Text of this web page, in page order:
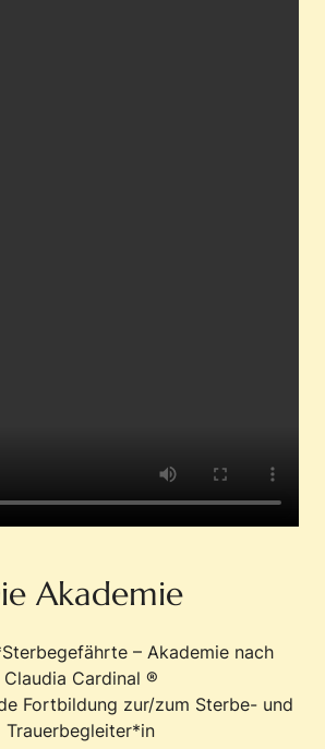
Akademie
– Akademie nach
Claudia Cardinal ®
Fortbildung zur/zum Sterbe- und
Trauerbegleiter*in